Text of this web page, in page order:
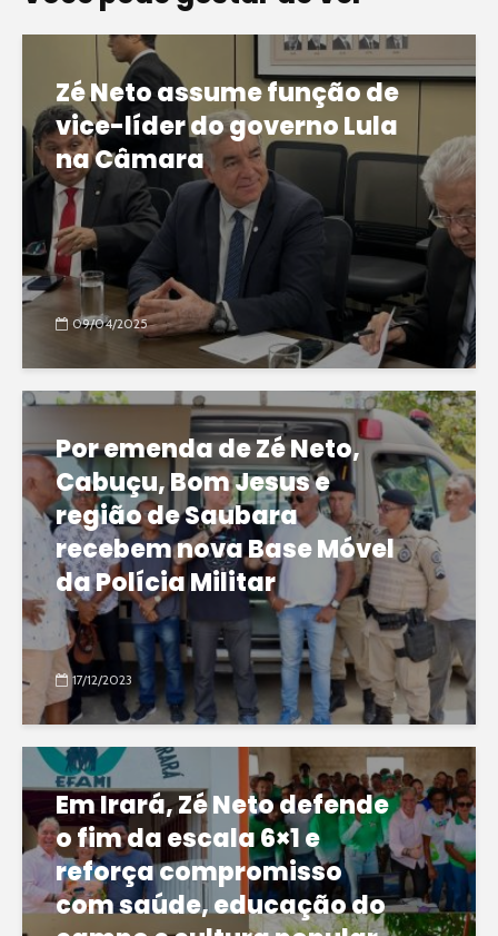
Zé Neto assume função de
vice-líder do governo Lula
na Câmara
09/04/2025
Por emenda de Zé Neto,
Cabuçu, Bom Jesus e
região de Saubara
recebem nova Base Móvel
da Polícia Militar
17/12/2023
Em Irará, Zé Neto defende
o fim da escala 6×1 e
reforça compromisso
com saúde, educação do